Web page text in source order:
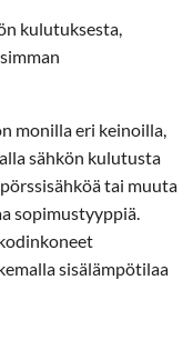
kulutuksesta,
monilla eri keinoilla,
sähkön kulutusta
tai muuta
sopimustyyppiä.
sisälämpötilaa